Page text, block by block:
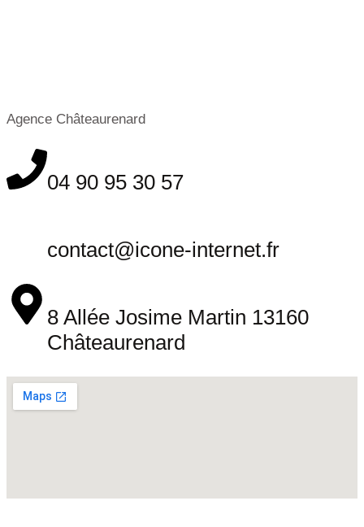
Agence Châteaurenard
04 90 95 30 57
contact@icone-internet.fr
8 Allée Josime Martin 13160
Châteaurenard